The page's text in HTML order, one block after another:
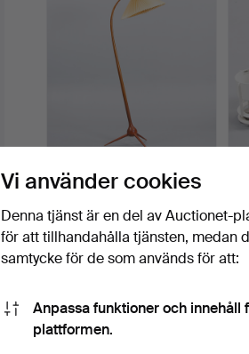
SEVERIN HANSEN JR.
(1936-2020) 'Bridge' go…
Klubbades 23 jul 2026
9 bud
1 314 USD
Vi använder cookies
Denna tjänst är en del av Auctionet-
för att tillhandahålla tjänsten, medan
samtycke för de som används för att:
Anpassa funktioner och
plattformen.